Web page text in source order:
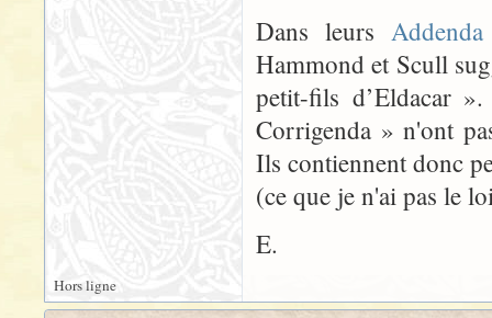
Dans leurs
Hammond et Scull
petit-fils d’Eldacar
Corrigenda » n'ont
Ils contiennent donc
(ce que je n'ai pas le
E.
Hors ligne